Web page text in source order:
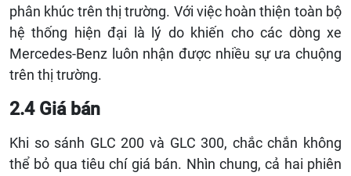
phân khúc trên thị trường. Với việc hoàn thiện toàn bộ
hệ thống hiện đại là lý do khiến cho các dòng xe
Mercedes-Benz luôn nhận được nhiều sự ưa chuộng
trên thị trường.
2.4 Giá bán
Khi so sánh GLC 200 và GLC 300, chắc chắn không
thể bỏ qua tiêu chí giá bán. Nhìn chung, cả hai phiên